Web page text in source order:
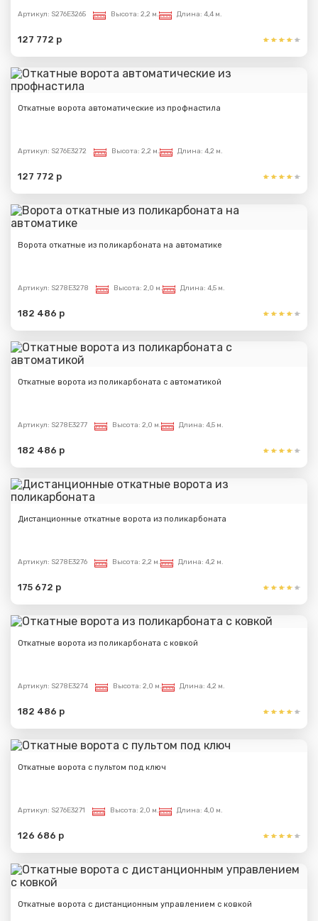
Артикул: S276E3265 Высота: 2,2 м. Длина: 4,4 м.
127 772 р
Откатные ворота автоматические из профнастила
Артикул: S276E3272 Высота: 2,2 м. Длина: 4,2 м.
127 772 р
Ворота откатные из поликарбоната на автоматике
Артикул: S278E3278 Высота: 2,0 м. Длина: 4,5 м.
182 486 р
Откатные ворота из поликарбоната с автоматикой
Артикул: S278E3277 Высота: 2,0 м. Длина: 4,5 м.
182 486 р
Дистанционные откатные ворота из поликарбоната
Артикул: S278E3276 Высота: 2,2 м. Длина: 4,2 м.
175 672 р
Откатные ворота из поликарбоната с ковкой
Артикул: S278E3274 Высота: 2,0 м. Длина: 4,2 м.
182 486 р
Откатные ворота с пультом под ключ
Артикул: S276E3271 Высота: 2,0 м. Длина: 4,0 м.
126 686 р
Откатные ворота с дистанционным управлением с ковкой